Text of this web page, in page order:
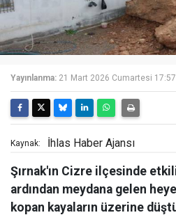
Yayınlanma: 21 Mart 2026 Cumartesi 17:57
Kaynak: İhlas Haber Ajansı
Şırnak'ın Cizre ilçesinde
ardından meydana gelen
kopan kayaların üzerine